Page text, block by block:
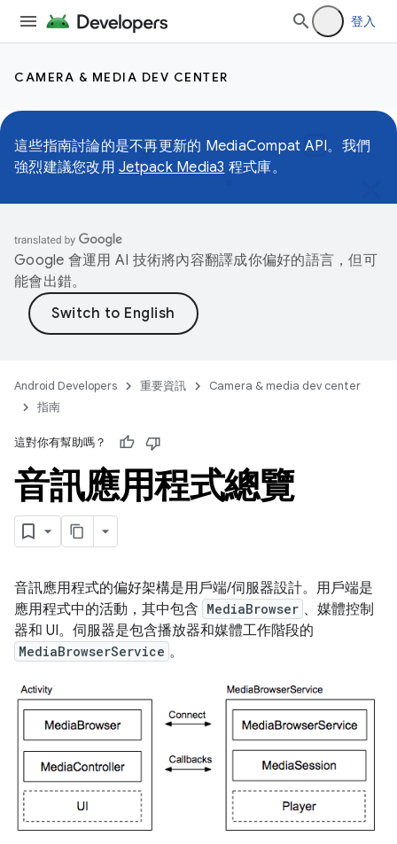
登入
CAMERA & MEDIA DEV CENTER
這些指南討論的是不再更新的 MediaCompat API。我們
強烈建議您改用 Jetpack Media3 程式庫。
Google 會運用 AI 技術將內容翻譯成你偏好的語言，但可
能會出錯。
Android Developers 重要資訊
Camera & media dev center
指南
這對你有幫助嗎？
音訊應用程式總覽
音訊應用程式的偏好架構是用戶端/伺服器設計。用戶端是
應用程式中的活動，其中包含 MediaBrowser 、媒體控制
器和 UI。伺服器是包含播放器和媒體工作階段的
MediaBrowserService 。